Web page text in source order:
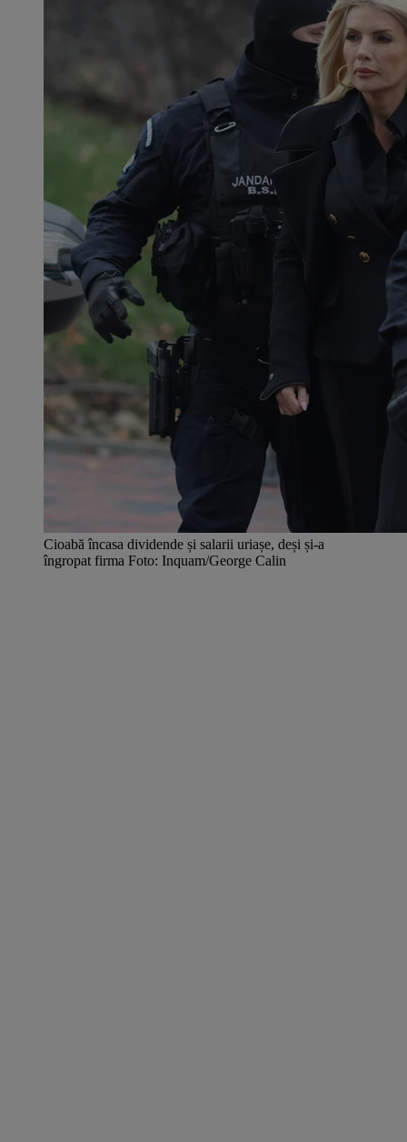
Cioabă încasa dividende și salarii uriașe, deși și-a
îngropat firma Foto: Inquam/George Calin